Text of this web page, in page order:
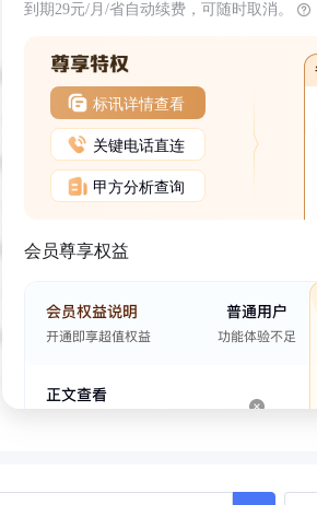
到期29元/月/省自动续费，可随时取消。
标讯详情查看
关键电话直连
甲方分析查询
会员尊享权益